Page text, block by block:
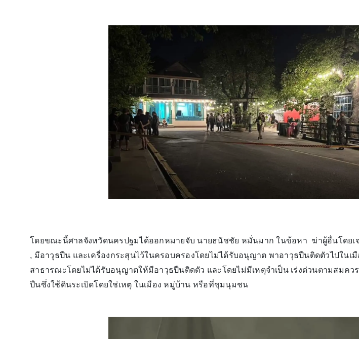
โดยขณะนี้ศาลจังหวัดนครปฐมได้ออกหมายจับ นายธนัชชัย หมั่นมาก ในข้อหา ฆ่าผู้อื่นโดยเ
, มีอาวุธปืน และเครื่องกระสุนไว้ในครอบครองโดยไม่ได้รับอนุญาต พาอาวุธปืนติดตัวไปในเ
สาธารณะโดยไม่ได้รับอนุญาตให้มีอาวุธปืนติดตัว และโดยไม่มีเหตุจำเป็น เร่งด่วนตามสมคว
ปืนซึ่งใช้ดินระเบิดโดยใช่เหตุ ในเมือง หมู่บ้าน หรือที่ชุมนุมชน